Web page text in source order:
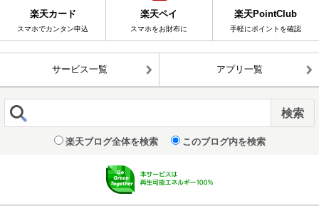
楽天カード
スマホでカンタン申込
楽天ペイ
スマホをお財布に
楽天PointClub
手軽にポイントを確認
サービス一覧 アプリ一覧
楽天ブログ全体を検索 このブログ内を検索